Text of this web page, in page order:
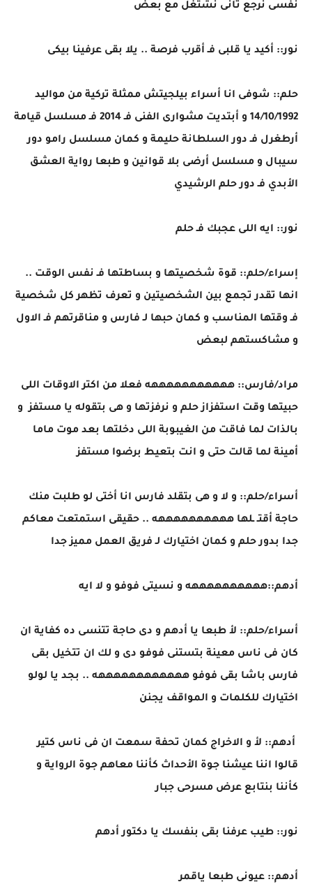
نفسى نرجع تانى نشتغل مع بعض
نور:: أكيد يا قلبى فـ أقرب فرصة .. يلا بقى عرفينا بيكى
حلم:: شوفى انا أسراء بيلجيتش ممثلة تركية من مواليد
14/10/1992 و أبتديت مشوارى الفنى فـ 2014 فـ مسلسل قيامة
أرطغرل فـ دور السلطانة حليمة و كمان مسلسل رامو دور
سيبال و مسلسل أرضى بلا قوانين و طبعا رواية العشق
الأبدي فـ دور حلم الرشيدي
نور:: ايه اللى عجبك فـ حلم
إسراء/حلم:: قوة شخصيتها و بساطتها فـ نفس الوقت ..
انها تقدر تجمع بين الشخصيتين و تعرف تظهر كل شخصية
فـ وقتها المناسب و كمان حبها لـ فارس و مناقرتهم فـ الاول
و مشاكستهم لبعض
مراد/فارس:: هههههههههههه فعلا من اكتر الاوقات اللى
حبيتها وقت استفزاز حلم و نرفزتها و هى بتقوله يا مستفز و
بالذات لما فاقت من الغيبوبة اللى دخلتها بعد موت ماما
أمينة لما قالت حتى و انت بتعيط برضوا مستفز
أسراء/حلم:: و لا و هى بتقلد فارس انا أختى لو طلبت منك
حاجة أقتـ ـلها ههههههههههه .. حقيقى استمتعت معاكم
جدا بدور حلم و كمان اختيارك لـ فريق العمل مميز جدا
أدهم::ههههههههههه و نسيتى فوفو و لا ايه
أسراء/حلم:: لأ طبعا يا أدهم و دى حاجة تتنسى ده كفاية ان
كان فى ناس معينة بتستنى فوفو دى و لك ان تتخيل بقى
فارس باشا بقى فوفو ههههههههههههه .. بجد يا لولو
اختيارك للكلمات و المواقف يجنن
أدهم:: لأ و الاخراج كمان تحفة سمعت ان فى ناس كتير
قالوا اننا عيشنا جوة الأحداث كأننا معاهم جوة الرواية و
كأننا بنتابع عرض مسرحى جبار
نور:: طيب عرفنا بقى بنفسك يا دكتور أدهم
أدهم:: عيونى طبعا ياقمر